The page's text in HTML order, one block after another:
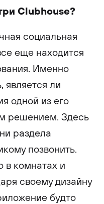
Clubhouse?
социальная
еще находится
Именно
является ли
одной из его
решением. Здесь
раздела
позвонить.
комнатах и
своему дизайну
будто